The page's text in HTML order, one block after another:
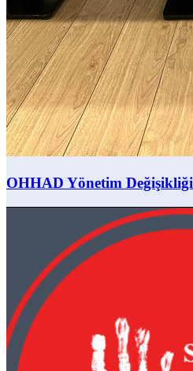
OHHAD Yönetim Değişikliği